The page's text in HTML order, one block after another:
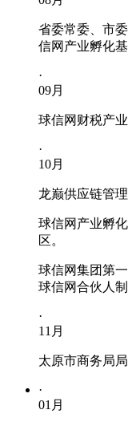
省委常委、市委
信网产业孵
·
09月
球信网财税产
·
10月
龙巅供应链管
球信网产业孵
区。
球信网
球信网合伙人
·
11 月
太原市商务局
·
01 月